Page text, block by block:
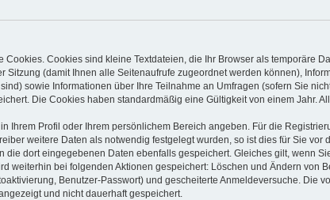
Cookies sind kleine Textdateien, die Ihr Browser als temporäre
(damit Ihnen alle Seitenaufrufe zugeordnet werden können),
sowie Informationen über Ihre Teilnahme an Umfragen (sofern Sie
Die Cookies haben standardmäßig eine Gültigkeit von einem Jahr.
Ihrem Profil oder Ihrem persönlichem Bereich angeben. Für die
weitere Daten als notwendig festgelegt wurden, so ist dies für Sie vor
dort eingegebenen Daten ebenfalls gespeichert. Gleiches gilt, wenn
weiterhin bei folgenden Aktionen gespeichert: Löschen und Ändern von
Benutzer-Passwort) und gescheiterte Anmeldeversuche. Die
und nicht dauerhaft gespeichert.